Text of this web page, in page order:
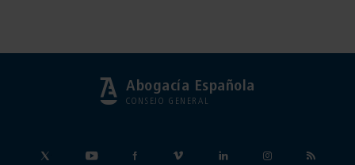
Abogacía Española
CONSEJO GENERAL